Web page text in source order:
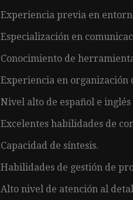
Experiencia previa en
Especialización en
Conocimiento de
Experiencia en organización
Nivel alto de español e inglés
Excelentes habilidades de
Capacidad de síntesis.
Habilidades de gestión de
Alto nivel de atención al